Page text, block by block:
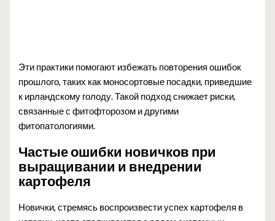
Эти практики помогают избежать повторения ошибок
прошлого, таких как моносортовые посадки, приведшие
к ирландскому голоду. Такой подход снижает риски,
связанные с фитофторозом и другими
фитопатологиями.
Частые ошибки новичков при
выращивании и внедрении
картофеля
Новички, стремясь воспроизвести успех картофеля в